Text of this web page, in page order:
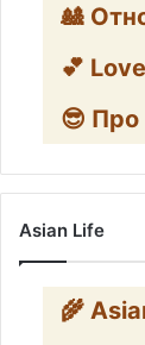
🎎
💕
😎 Про
Asian Life
🌾